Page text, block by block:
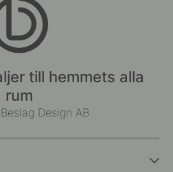
till hemmets alla
rum
Design AB